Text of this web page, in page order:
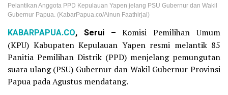
Pelantikan Anggota PPD Kepulauan Yapen jelang PSU Gubernur dan Wakil
Gubernur Papua. (KabarPapua.co/Ainun Faathirjal)
KABARPAPUA.CO, Serui – Komisi Pemilihan Umum
(KPU) Kabupaten Kepulauan Yapen resmi melantik 85
Panitia Pemilihan Distrik (PPD) menjelang pemungutan
suara ulang (PSU) Gubernur dan Wakil Gubernur Provinsi
Papua pada Agustus mendatang.